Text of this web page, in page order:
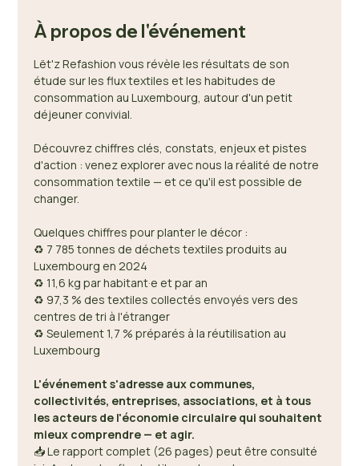
À propos de l'événement
Lët'z Refashion vous révèle les résultats de son
étude sur les flux textiles et les habitudes de
consommation au Luxembourg, autour d'un petit
déjeuner convivial.
Découvrez chiffres clés, constats, enjeux et pistes
d'action : venez explorer avec nous la réalité de notre
consommation textile — et ce qu'il est possible de
changer.
Quelques chiffres pour planter le décor :
♻️ 7 785 tonnes de déchets textiles produits au
Luxembourg en 2024
♻️ 11,6 kg par habitant·e et par an
♻️ 97,3 % des textiles collectés envoyés vers des
centres de tri à l'étranger
♻️ Seulement 1,7 % préparés à la réutilisation au
Luxembourg
L'événement s'adresse aux communes,
collectivités, entreprises, associations, et à tous
les acteurs de l'économie circulaire qui souhaitent
mieux comprendre — et agir.
📥 Le rapport complet (26 pages) peut être consulté